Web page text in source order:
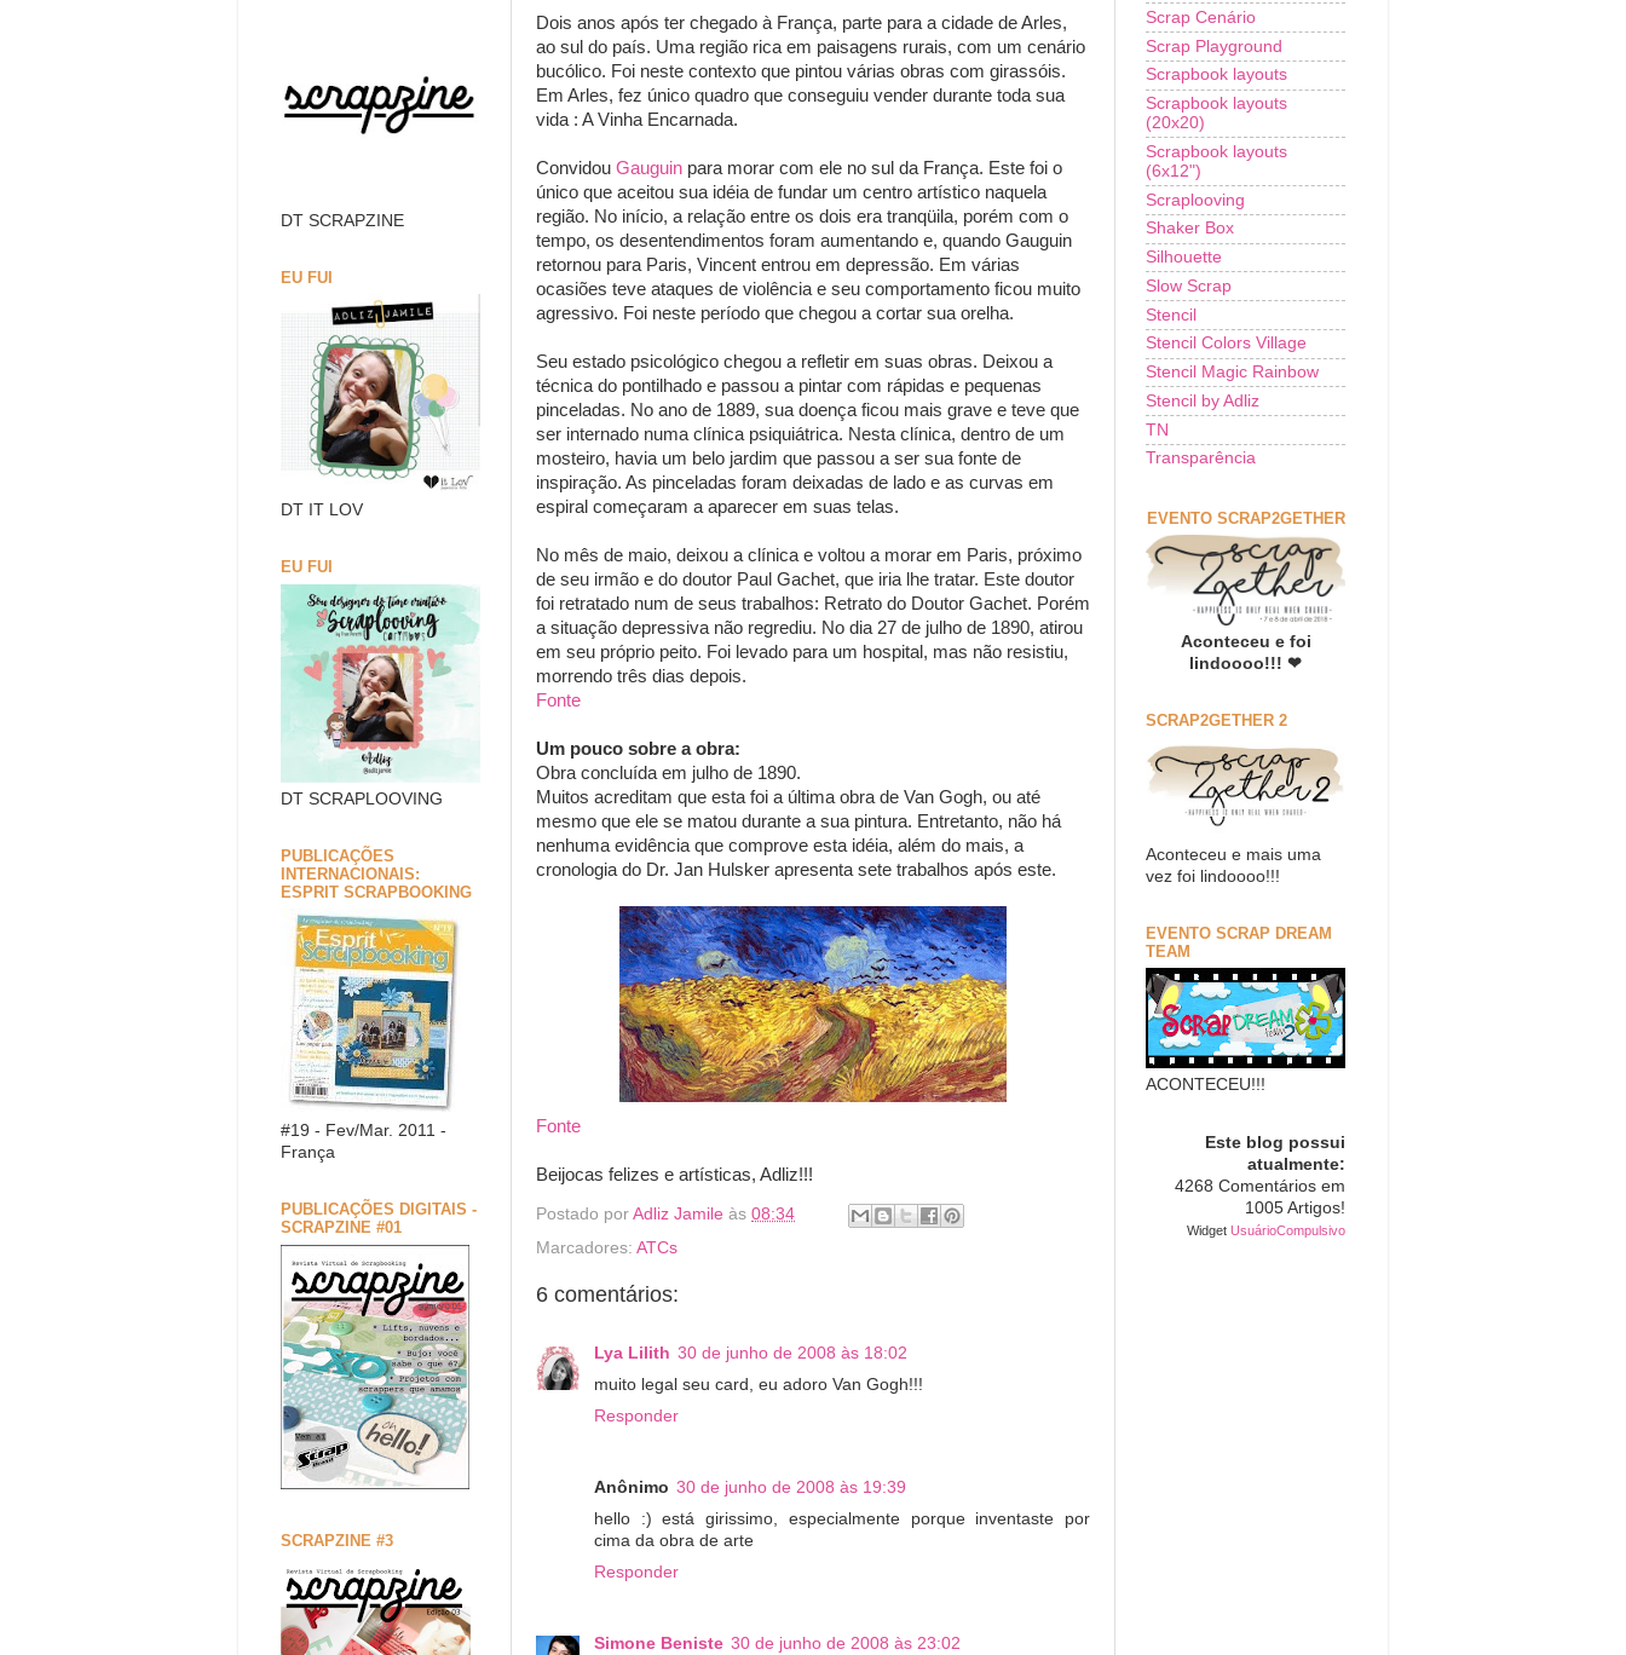
Dois anos após ter chegado à França, parte para a cidade de Arles,
ao sul do país. Uma região rica em paisagens rurais, com um cenário
bucólico. Foi neste contexto que pintou várias obras com girassóis.
Em Arles, fez único quadro que conseguiu vender durante toda sua
vida : A Vinha Encarnada.
Convidou Gauguin para morar com ele no sul da França. Este foi o
único que aceitou sua idéia de fundar um centro artístico naquela
região. No início, a relação entre os dois era tranqüila, porém com o
tempo, os desentendimentos foram aumentando e, quando Gauguin
retornou para Paris, Vincent entrou em depressão. Em várias
ocasiões teve ataques de violência e seu comportamento ficou muito
agressivo. Foi neste período que chegou a cortar sua orelha.
Seu estado psicológico chegou a refletir em suas obras. Deixou a
técnica do pontilhado e passou a pintar com rápidas e pequenas
pinceladas. No ano de 1889, sua doença ficou mais grave e teve que
ser internado numa clínica psiquiátrica. Nesta clínica, dentro de um
mosteiro, havia um belo jardim que passou a ser sua fonte de
inspiração. As pinceladas foram deixadas de lado e as curvas em
espiral começaram a aparecer em suas telas.
No mês de maio, deixou a clínica e voltou a morar em Paris, próximo
de seu irmão e do doutor Paul Gachet, que iria lhe tratar. Este doutor
foi retratado num de seus trabalhos: Retrato do Doutor Gachet. Porém
a situação depressiva não regrediu. No dia 27 de julho de 1890, atirou
em seu próprio peito. Foi levado para um hospital, mas não resistiu,
morrendo três dias depois.
Fonte
Um pouco sobre a obra:
Obra concluída em julho de 1890.
Muitos acreditam que esta foi a última obra de Van Gogh, ou até
mesmo que ele se matou durante a sua pintura. Entretanto, não há
nenhuma evidência que comprove esta idéia, além do mais, a
cronologia do Dr. Jan Hulsker apresenta sete trabalhos após este.
Fonte
Beijocas felizes e artísticas, Adliz!!!
Postado por Adliz Jamile às 08:34
Marcadores: ATCs
6 comentários:
Lya Lilith 30 de junho de 2008 às 18:02
muito legal seu card, eu adoro Van Gogh!!!
Responder
Anônimo 30 de junho de 2008 às 19:39
hello :) está girissimo, especialmente porque inventaste por
cima da obra de arte
Responder
Simone Beniste 30 de junho de 2008 às 23:02
DT SCRAPZINE
EU FUI
DT IT LOV
EU FUI
DT SCRAPLOOVING
PUBLICAÇÕES
INTERNACIONAIS:
ESPRIT SCRAPBOOKING
#19 - Fev/Mar. 2011 -
França
PUBLICAÇÕES DIGITAIS -
SCRAPZINE #01
SCRAPZINE #3
Scrap Cenário
Scrap Playground
Scrapbook layouts
Scrapbook layouts
(20x20)
Scrapbook layouts
(6x12")
Scraplooving
Shaker Box
Silhouette
Slow Scrap
Stencil
Stencil Colors Village
Stencil Magic Rainbow
Stencil by Adliz
TN
Transparência
EVENTO SCRAP2GETHER
Aconteceu e foi
lindoooo!!! ❤
SCRAP2GETHER 2
Aconteceu e mais uma
vez foi lindoooo!!!
EVENTO SCRAP DREAM
TEAM
ACONTECEU!!!
Este blog possui
atualmente:
4268 Comentários em
1005 Artigos!
Widget UsuárioCompulsivo